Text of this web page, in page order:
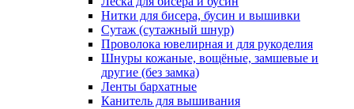
Нитки для бисера, бусин и вышивки
Сутаж (сутажный шнур)
Проволока ювелирная и для рукоделия
Шнуры кожаные, вощёные, замшевые и
другие (без замка)
Ленты бархатные
Канитель для вышивания